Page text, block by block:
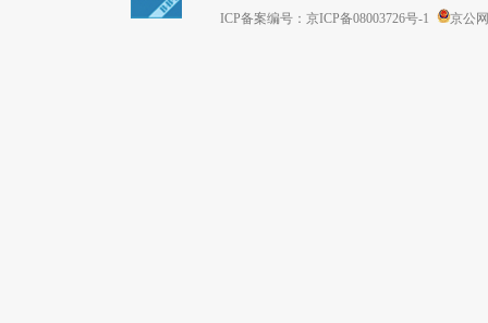
ICP备案编号：京ICP备08003726号-1
京公